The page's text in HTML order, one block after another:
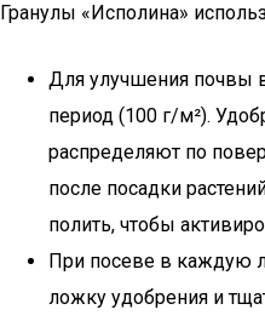
Гранулы «Исполина»
Для улучшения почвы
период (100 г/м²).
распределяют по
после посадки
полить, чтобы
При посеве в каждую
ложку удобрения и